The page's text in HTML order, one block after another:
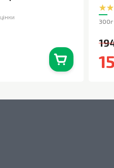
300г